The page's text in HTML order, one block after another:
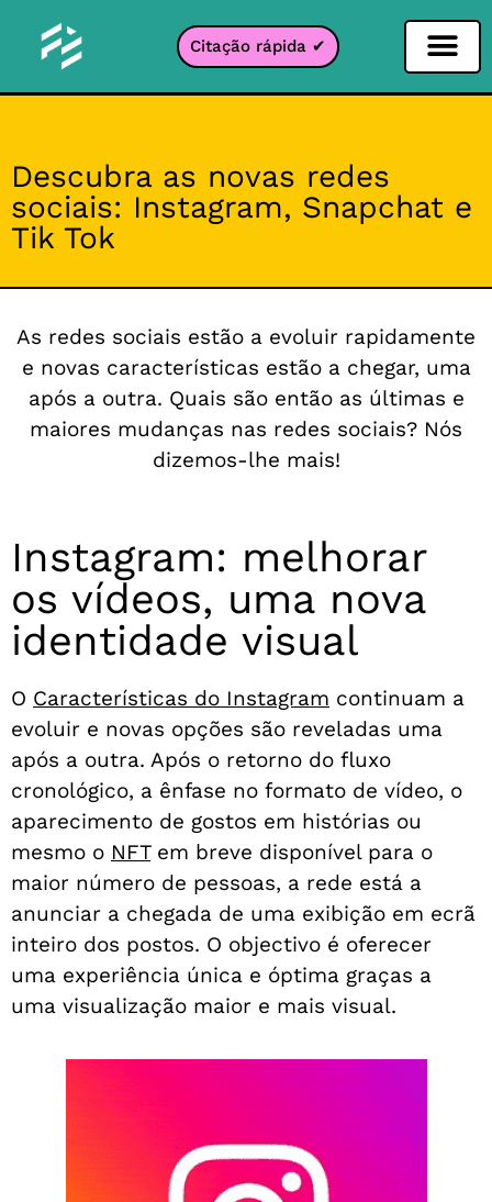
Citação rápida ✔
Descubra as novas redes
sociais: Instagram, Snapchat e
Tik Tok
As redes sociais estão a evoluir rapidamente
e novas características estão a chegar, uma
após a outra. Quais são então as últimas e
maiores mudanças nas redes sociais? Nós
dizemos-lhe mais!
Instagram: melhorar
os vídeos, uma nova
identidade visual
O Características do Instagram continuam a
evoluir e novas opções são reveladas uma
após a outra. Após o retorno do fluxo
cronológico, a ênfase no formato de vídeo, o
aparecimento de gostos em histórias ou
mesmo o NFTem breve disponível para o
maior número de pessoas, a rede está a
anunciar a chegada de uma exibição em ecrã
inteiro dos postos. O objectivo é oferecer
uma experiência única e óptima graças a
uma visualização maior e mais visual.